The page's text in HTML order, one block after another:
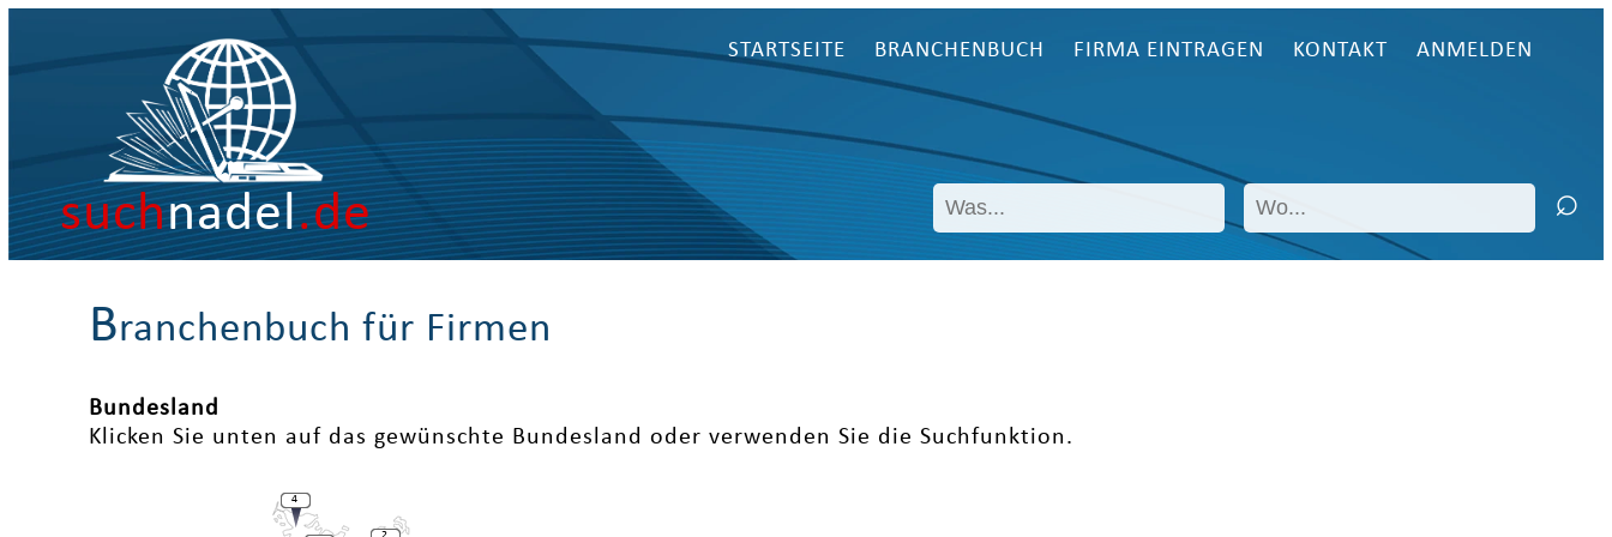
suchnadel.de
STARTSEITE BRANCHENBUCH FIRMA EINTRAGEN KONTAKT ANMELDEN
Branchenbuch für Firmen
Bundesland
Klicken Sie unten auf das gewünschte Bundesland oder verwenden Sie die Suchfunktion.
4